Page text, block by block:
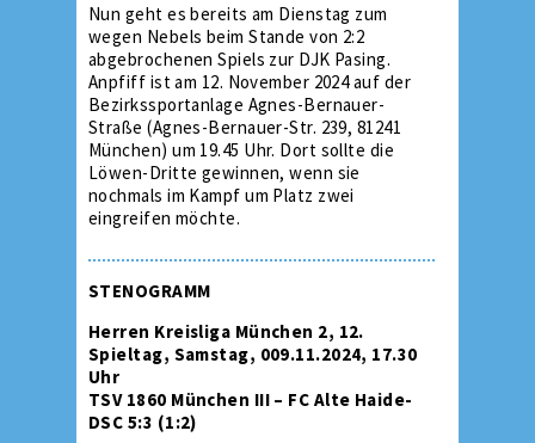
Nun geht es bereits am Dienstag zum
wegen Nebels beim Stande von 2:2
abgebrochenen Spiels zur DJK Pasing.
Anpfiff ist am 12. November 2024 auf der
Bezirkssportanlage Agnes-Bernauer-
Straße (Agnes-Bernauer-Str. 239, 81241
München) um 19.45 Uhr. Dort sollte die
Löwen-Dritte gewinnen, wenn sie
nochmals im Kampf um Platz zwei
eingreifen möchte.
STENOGRAMM
Herren Kreisliga München 2, 12.
Spieltag, Samstag, 009.11.2024, 17.30
Uhr
TSV 1860 München III – FC Alte Haide-
DSC 5:3 (1:2)